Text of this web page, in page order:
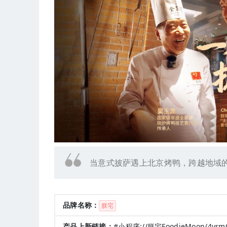
当意式披萨遇上北京烤鸭，跨越地域
品牌名称： 朕宅